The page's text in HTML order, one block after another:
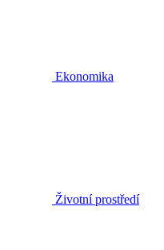
Ekonomika
Životní prostředí